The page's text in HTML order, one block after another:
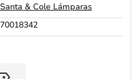
Santa & Cole Lámparas
70018342